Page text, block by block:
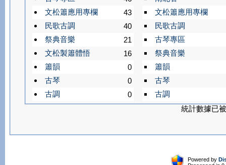
文松簫應用專欄
43
文松簫應用專欄
民歌古調
40
民歌古調
祭典音樂
21
古琴專區
文松製簫體悟
16
祭典音樂
簫韻
0
簫韻
古琴
0
古琴
古調
0
古調
統計數據已
Powered by